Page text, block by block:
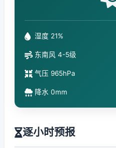
湿度 21%
东南风 4-5级
气压 965hPa
降水 0mm
逐小时预报